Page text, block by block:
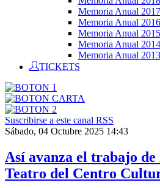
Memoria Anual 2017
Memoria Anual 2016
Memoria Anual 2015
Memoria Anual 2014
Memoria Anual 2013
TICKETS
Suscribirse a este canal RSS
Sábado, 04 Octubre 2025 14:43
Así avanza el trabajo de
Teatro del Centro